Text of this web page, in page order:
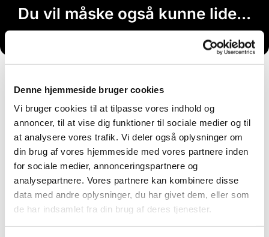
Denne hjemmeside bruger cookies
Vi bruger cookies til at tilpasse vores indhold og
annoncer, til at vise dig funktioner til sociale medier og til
at analysere vores trafik. Vi deler også oplysninger om
din brug af vores hjemmeside med vores partnere inden
for sociale medier, annonceringspartnere og
analysepartnere. Vores partnere kan kombinere disse
data med andre oplysninger, du har givet dem, eller som
de har indsamlet fra din brug af deres tjenester.
Du vil måske også kunne lide...